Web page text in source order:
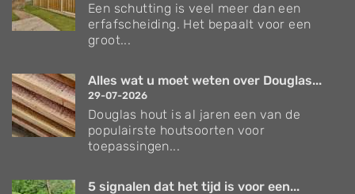
Een schutting is veel meer dan een
erfafscheiding. Het bepaalt voor een
groot...
Alles wat u moet weten over Douglas...
29-07-2026
Douglas hout is al jaren een van de
populairste houtsoorten voor
toepassingen...
5 signalen dat het tijd is voor een...